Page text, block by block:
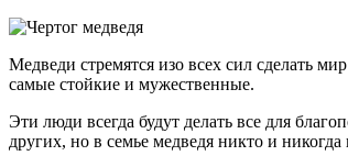
Медведи стремятся изо всех сил сделать
самые стойкие и мужественные.
Эти люди всегда будут делать все для
других, но в семье медведя никто и